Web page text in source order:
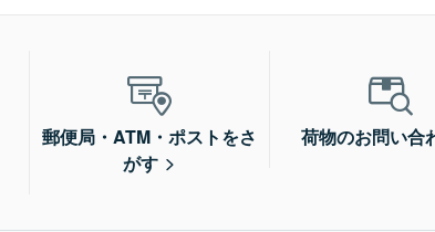
郵便局・ATM・ポストをさ
がす
荷物のお問い合